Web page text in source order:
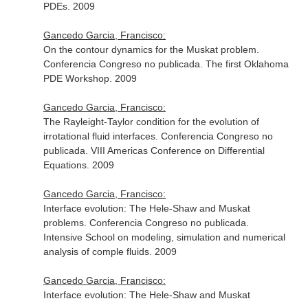
PDEs. 2009
Gancedo Garcia, Francisco:
On the contour dynamics for the Muskat problem.
Conferencia Congreso no publicada. The first Oklahoma
PDE Workshop. 2009
Gancedo Garcia, Francisco:
The Rayleight-Taylor condition for the evolution of
irrotational fluid interfaces. Conferencia Congreso no
publicada. VIII Americas Conference on Differential
Equations. 2009
Gancedo Garcia, Francisco:
Interface evolution: The Hele-Shaw and Muskat
problems. Conferencia Congreso no publicada.
Intensive School on modeling, simulation and numerical
analysis of comple fluids. 2009
Gancedo Garcia, Francisco:
Interface evolution: The Hele-Shaw and Muskat